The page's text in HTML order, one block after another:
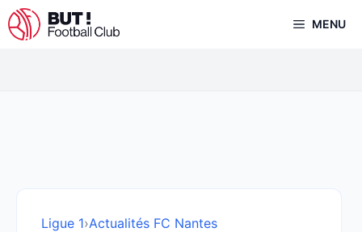
Aller
au
MENU
Ligue 1›Actualités FC Nantes